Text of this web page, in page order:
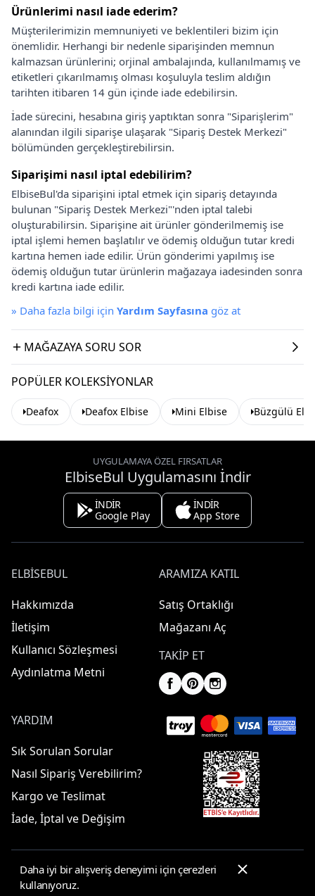
Ürünlerimi nasıl iade ederim?
Müşterilerimizin memnuniyeti ve beklentileri bizim için
önemlidir. Herhangi bir nedenle siparişinden memnun
kalmazsan ürünlerini; orjinal ambalajında, kullanılmamış ve
etiketleri çıkarılmamış olması koşuluyla teslim aldığın
tarihten itibaren 14 gün içinde iade edebilirsin.
İade sürecini, hesabına giriş yaptıktan sonra "Siparişlerim"
alanından ilgili siparişe ulaşarak "Sipariş Destek Merkezi"
bölümünden gerçekleştirebilirsin.
Siparişimi nasıl iptal edebilirim?
ElbiseBul'da siparişini iptal etmek için sipariş detayında
bulunan "Sipariş Destek Merkezi"'nden iptal talebi
oluşturabilirsin. Siparişine ait ürünler gönderilmemiş ise
iptal işlemi hemen başlatılır ve ödemiş olduğun tutar kredi
kartına hemen iade edilir. Ürün gönderimi yapılmış ise
ödemiş olduğun tutar ürünlerin mağazaya iadesinden sonra
kredi kartına iade edilir.
» Daha fazla bilgi için Yardım Sayfasına göz at
MAĞAZAYA SORU SOR
POPÜLER KOLEKSIYONLAR
Deafox Deafox Elbise Mini Elbise Büzgülü
UYGULAMAYA ÖZEL FIRSATLAR
ElbiseBul Uygulamasını İndir
İNDİR
Google Play
İNDİR
App Store
ELBISEBUL
Hakkımızda
İletişim
Kullanıcı Sözleşmesi
Aydınlatma Metni
ARAMIZA KATIL
Satış Ortaklığı
Mağazanı Aç
TAKIP ET
YARDIM
Sık Sorulan Sorular
Nasıl Sipariş Verebilirim?
Kargo ve Teslimat
İade, İptal ve Değişim
© 2025 ElbiseBul -
Daha iyi bir alışveriş deneyimi için çerezleri
kullanıyoruz.